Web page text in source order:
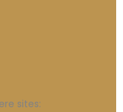
sites: